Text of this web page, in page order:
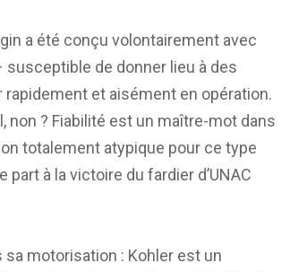
a été conçu volontairement avec
de donner lieu à des
rapidement et aisément en opération.
non ? Fiabilité est un maître-mot dans
totalement atypique pour ce type
à la victoire du fardier d’UNAC
sa motorisation : Kohler est un